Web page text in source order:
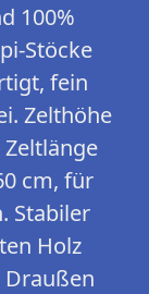
100%
Stöcke
fein
Zelthöhe
cm, für
Stabiler
Holz